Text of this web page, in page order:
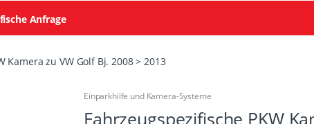
Anfrage
Kamera zu VW Golf Bj. 2008 > 2013
Einparkhilfe und Kamera-Systeme
Fahrzeugspezifische PKW